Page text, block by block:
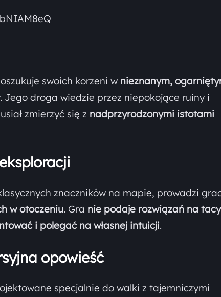
swoich korzeni w nieznanym,
Jego droga wiedzie przez niepokojące ruiny i
zmierzyć się z nadprzyrodzonymi istotami
znaczników na mapie, prowadzi
w otoczeniu. Gra nie podaje rozwiązań na tacy
i polegać na własnej intuicji.
opowieść
specjalnie do walki z tajemniczymi